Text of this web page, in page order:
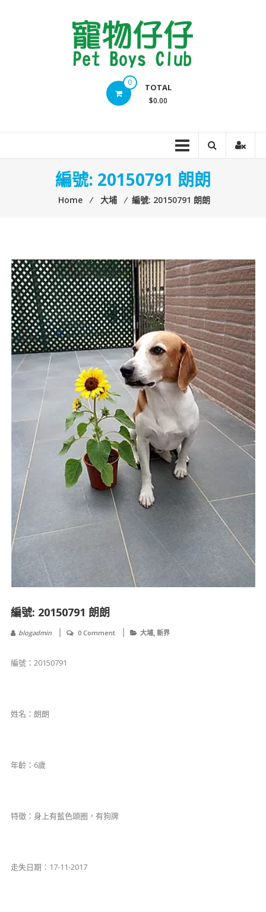
0 TOTAL
$0.00
編號: 20150791 朗朗
Home ⁄ 大埔 ⁄ 編號: 20150791 朗朗
編號: 20150791 朗朗
blogadmin 0 Comment 大埔, 新界
編號：20150791
姓名：朗朗
年齡：6歲
特徵：身上有藍色頭圈，有狗牌
走失日期：17-11-2017